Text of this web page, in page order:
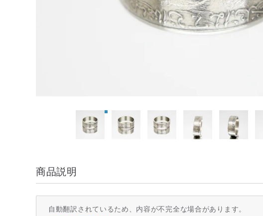
商品説明
自動翻訳されているため、内容が不完全な場合があります。